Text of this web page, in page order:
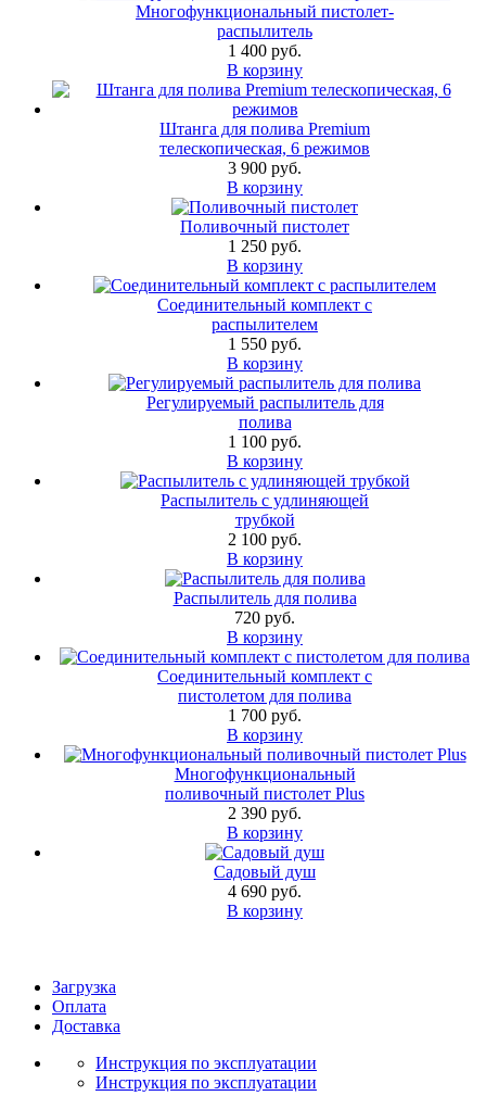
Многофункциональный пистолет-
распылитель
1 400 руб.
В корзину
Штанга для полива Premium
телескопическая, 6 режимов
3 900 руб.
В корзину
Поливочный пистолет
1 250 руб.
В корзину
Соединительный комплект с
распылителем
1 550 руб.
В корзину
Регулируемый распылитель для
полива
1 100 руб.
В корзину
Распылитель с удлиняющей
трубкой
2 100 руб.
В корзину
Распылитель для полива
720 руб.
В корзину
Соединительный комплект с
пистолетом для полива
1 700 руб.
В корзину
Многофункциональный
поливочный пистолет Plus
2 390 руб.
В корзину
Садовый душ
4 690 руб.
В корзину
Загрузка
Оплата
Доставка
Инструкция по эксплуатации
Инструкция по эксплуатации